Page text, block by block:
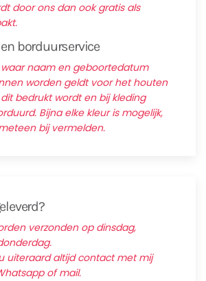
door ons dan ook gratis als
borduurservice
waar naam en geboortedatum
worden geldt voor het houten
bedrukt wordt en bij kleding
Bijna elke kleur is mogelijk,
bij vermelden.
verzonden op dinsdag,
uiteraard altijd contact met mij
of mail.